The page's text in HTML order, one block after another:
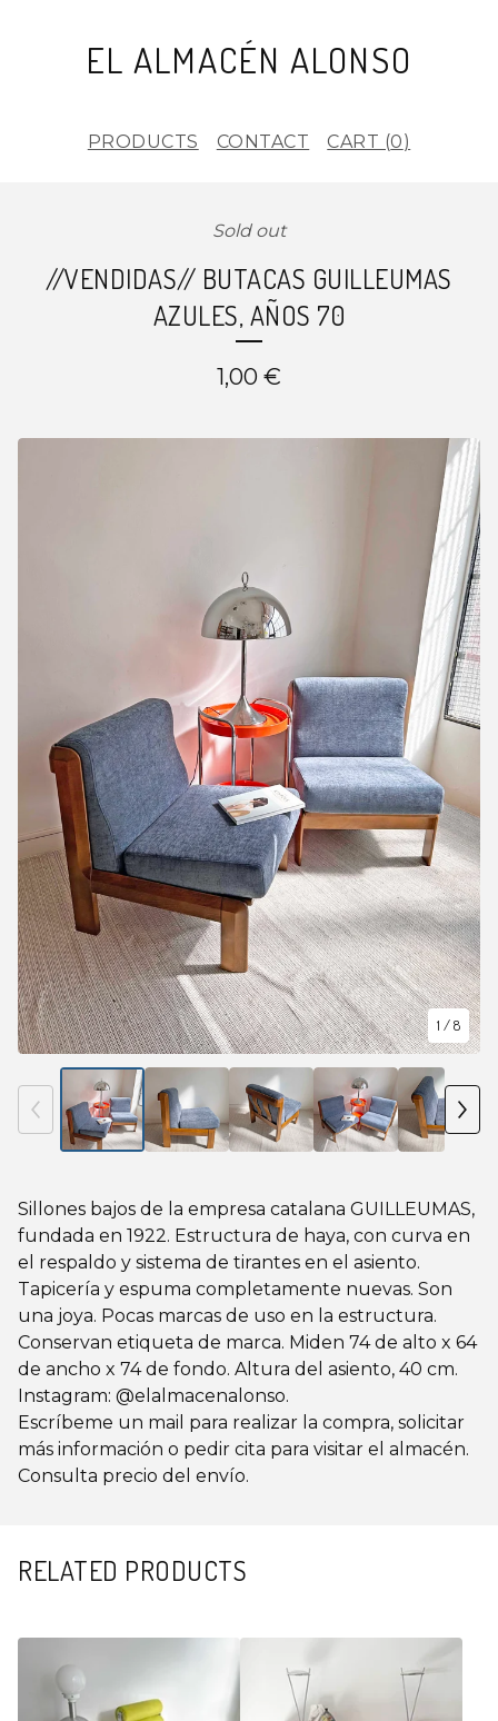
EL ALMACÉN ALONSO
PRODUCTS CONTACT CART (0)
Sold out
//VENDIDAS// BUTACAS GUILLEUMAS
AZULES, AÑOS 70
1,00 €
Sillones bajos de la empresa catalana GUILLEUMAS,
fundada en 1922. Estructura de haya, con curva en
el respaldo y sistema de tirantes en el asiento.
Tapicería y espuma completamente nuevas. Son
una joya. Pocas marcas de uso en la estructura.
Conservan etiqueta de marca. Miden 74 de alto x 64
de ancho x 74 de fondo. Altura del asiento, 40 cm.
Instagram: @elalmacenalonso.
Escríbeme un mail para realizar la compra, solicitar
más información o pedir cita para visitar el almacén.
Consulta precio del envío.
1 / 8
RELATED PRODUCTS